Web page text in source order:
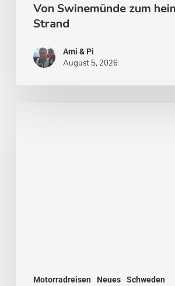
Von Swinemünde zum
Strand
Ami & Pi
August 5, 2026
Motorradreisen Neues Schweden